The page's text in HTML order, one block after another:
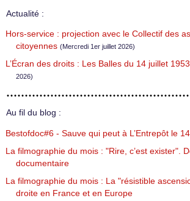
Actualité :
Hors-service : projection avec le Collectif des
citoyennes (Mercredi 1er juillet 2026)
L’Écran des droits : Les Balles du 14 juillet 1953
2026)
Au fil du blog :
Bestofdoc#6 - Sauve qui peut à L’Entrepôt le
La filmographie du mois : "Rire, c’est exister".
documentaire
La filmographie du mois : La "résistible
droite en France et en Europe